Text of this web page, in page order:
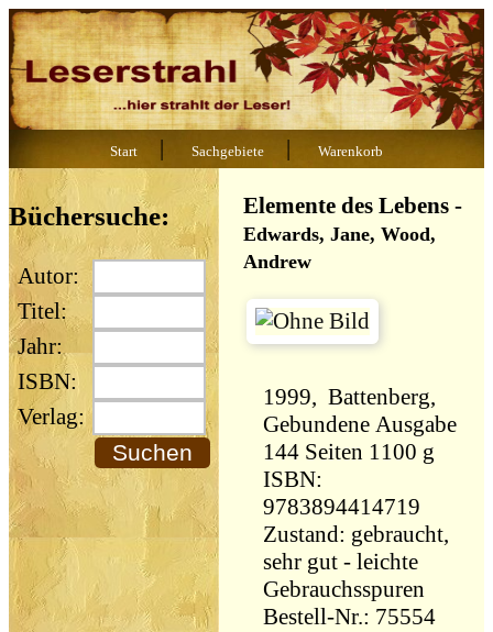
Start | Sachgebiete | Warenkorb
Büchersuche:
Autor:
Titel:
Jahr:
ISBN:
Verlag:
Elemente des Lebens -
Edwards, Jane, Wood,
Andrew
1999, Battenberg,
Gebundene Ausgabe
144 Seiten 1100 g
ISBN:
9783894414719
Zustand: gebraucht,
sehr gut - leichte
Gebrauchsspuren
Bestell-Nr.: 75554